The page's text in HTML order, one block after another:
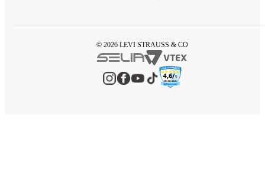
© 2026 LEVI STRAUSS & CO